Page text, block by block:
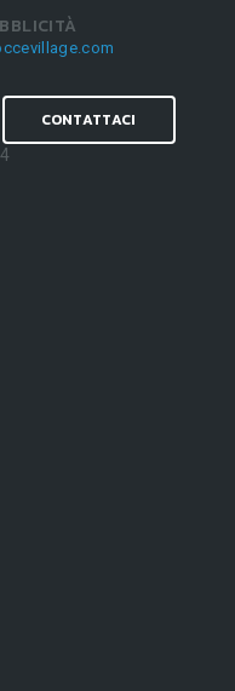
CONTATTACI